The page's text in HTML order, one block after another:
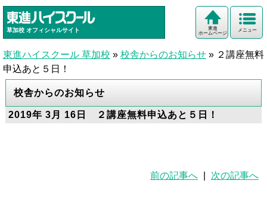
草加校 オフィシャルサイト メニュー
東進
ホームページ
東進ハイスクール 草加校 » 校舎からのお知らせ » ２講座無料
申込あと５日！
校舎からのお知らせ
2019年 3月 16日 ２講座無料申込あと５日！
前の記事へ 次の記事へ